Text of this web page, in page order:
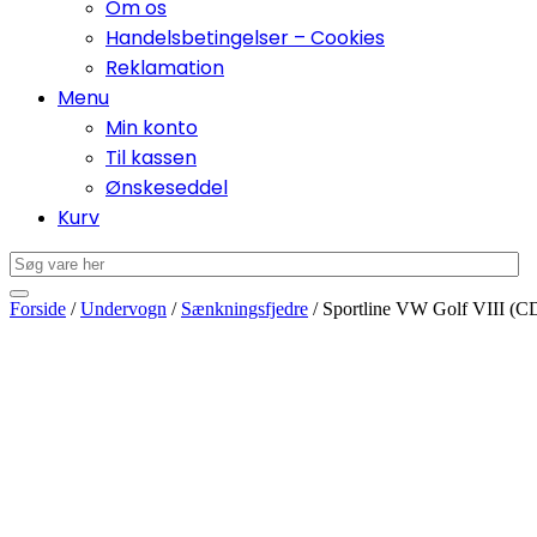
Om os
Handelsbetingelser – Cookies
Reklamation
Menu
Min konto
Til kassen
Ønskeseddel
Kurv
Forside /Undervogn / Sænkningsfjedre / Sportline VW Golf VIII